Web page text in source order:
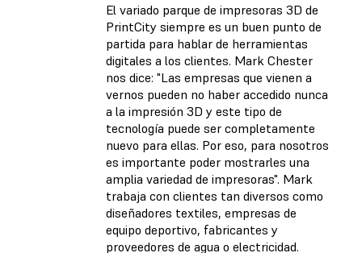
El variado parque de impresoras 3D de
PrintCity siempre es un buen punto de
partida para hablar de herramientas
digitales a los clientes. Mark Chester
nos dice: "Las empresas que vienen a
vernos pueden no haber accedido nunca
a la impresión 3D y este tipo de
tecnología puede ser completamente
nuevo para ellas. Por eso, para nosotros
es importante poder mostrarles una
amplia variedad de impresoras". Mark
trabaja con clientes tan diversos como
diseñadores textiles, empresas de
equipo deportivo, fabricantes y
proveedores de agua o electricidad.